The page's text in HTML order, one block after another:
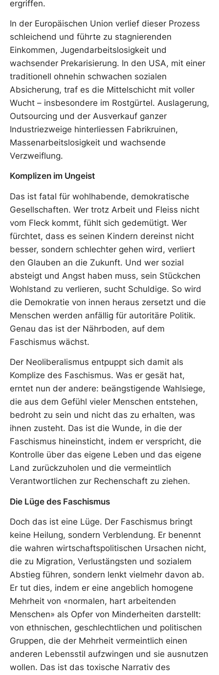
ergriffen.
In der Europäischen Union verlief dieser Prozess
schleichend und führte zu stagnierenden
Einkommen, Jugendarbeitslosigkeit und
wachsender Prekarisierung. In den USA, mit einer
traditionell ohnehin schwachen sozialen
Absicherung, traf es die Mittelschicht mit voller
Wucht – insbesondere im Rostgürtel. Auslagerung,
Outsourcing und der Ausverkauf ganzer
Industriezweige hinterliessen Fabrikruinen,
Massenarbeitslosigkeit und wachsende
Verzweiflung.
Komplizen im Ungeist
Das ist fatal für wohlhabende, demokratische
Gesellschaften. Wer trotz Arbeit und Fleiss nicht
vom Fleck kommt, fühlt sich gedemütigt. Wer
fürchtet, dass es seinen Kindern dereinst nicht
besser, sondern schlechter gehen wird, verliert
den Glauben an die Zukunft. Und wer sozial
absteigt und Angst haben muss, sein Stückchen
Wohlstand zu verlieren, sucht Schuldige. So wird
die Demokratie von innen heraus zersetzt und die
Menschen werden anfällig für autoritäre Politik.
Genau das ist der Nährboden, auf dem
Faschismus wächst.
Der Neoliberalismus entpuppt sich damit als
Komplize des Faschismus. Was er gesät hat,
erntet nun der andere: beängstigende Wahlsiege,
die aus dem Gefühl vieler Menschen entstehen,
bedroht zu sein und nicht das zu erhalten, was
ihnen zusteht. Das ist die Wunde, in die der
Faschismus hineinsticht, indem er verspricht, die
Kontrolle über das eigene Leben und das eigene
Land zurückzuholen und die vermeintlich
Verantwortlichen zur Rechenschaft zu ziehen.
Die Lüge des Faschismus
Doch das ist eine Lüge. Der Faschismus bringt
keine Heilung, sondern Verblendung. Er benennt
die wahren wirtschaftspolitischen Ursachen nicht,
die zu Migration, Verlustängsten und sozialem
Abstieg führen, sondern lenkt vielmehr davon ab.
Er tut dies, indem er eine angeblich homogene
Mehrheit von «normalen, hart arbeitenden
Menschen» als Opfer von Minderheiten darstellt:
von ethnischen, geschlechtlichen und politischen
Gruppen, die der Mehrheit vermeintlich einen
anderen Lebensstil aufzwingen und sie ausnutzen
wollen. Das ist das toxische Narrativ des